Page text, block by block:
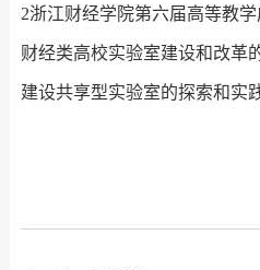
2浙江财经学院第六届高等教
财经类高校实验室建设和改
建设共享型实验室的探索和实